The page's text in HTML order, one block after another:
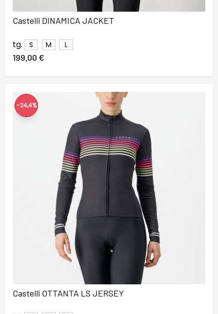
Castelli DINAMICA JACKET
tg. S M L
199,00 €
-24,4%
Castelli OTTANTA LS JERSEY